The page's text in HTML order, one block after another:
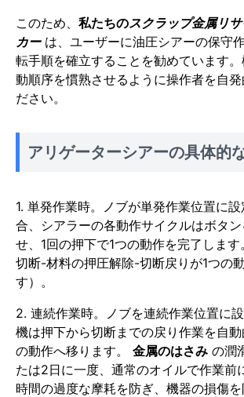
このため、 私たちのスクラップ金属リ
カーは、ユーザーに油圧シアーの保守
転手順を確立することを勧めています
動順序を慣熟させるように操作者を自発
ださい。
アリゲーターシアーの具体的
1. 単発作業時。ノブが単発作業位置に
合、シアラーの各動作サイクルはボタ
せ、1回の押下で1つの動作を完了しま
切断-材料の押圧解除-切断戻りが1つの
す）。
2. 連続作業時。ノブを連続作業位置に
機は押下から切断までの戻り作業を自
の動作へ移ります。 金属のはさみ の潤
たは2日に一度、通常のオイルで作業前
時間の過度な摩耗を防ぎ、機器の損傷